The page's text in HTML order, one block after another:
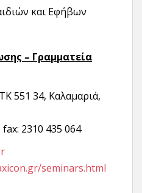
και Εφήβων
– Γραμματεία
551 34, Καλαμαριά,
2310 435 064
seminars.html